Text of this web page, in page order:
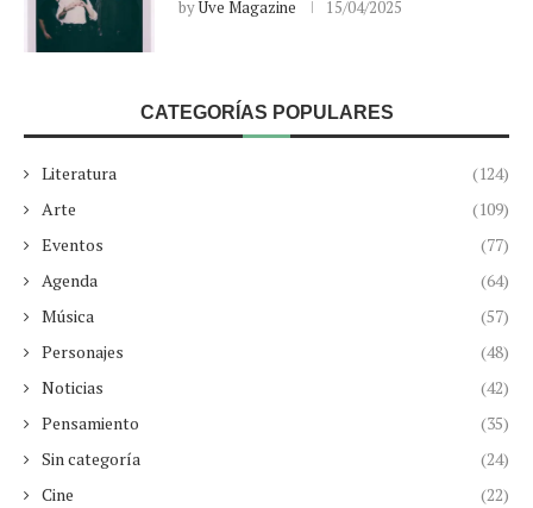
byUve Magazine 15/04/2025
CATEGORÍAS POPULARES
Literatura
(124)
Arte
(109)
Eventos
(77)
Agenda
(64)
Música
(57)
Personajes
(48)
Noticias
(42)
Pensamiento
(35)
Sin categoría
(24)
Cine
(22)